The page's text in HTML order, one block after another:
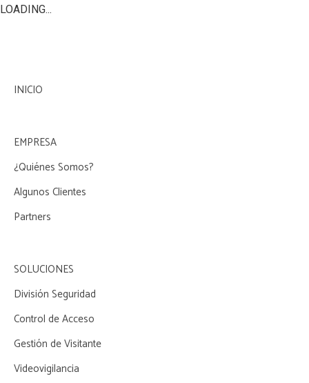
LOADING...
INICIO
EMPRESA
¿Quiénes Somos?
Algunos Clientes
Partners
SOLUCIONES
División Seguridad
Control de Acceso
Gestión de Visitante
Videovigilancia